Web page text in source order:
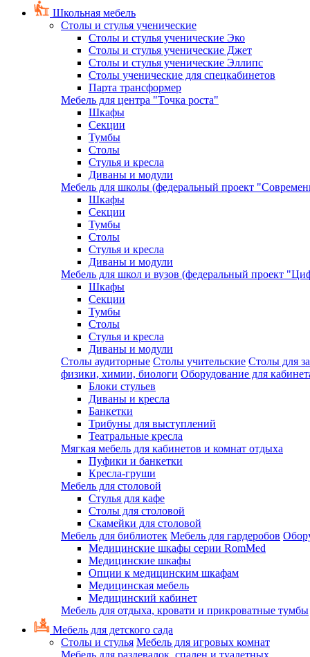
Школьная мебель
Столы и стулья ученические
Столы и стулья ученические Эко
Столы и стулья ученические Джет
Столы и стулья ученические Эллипс
Столы ученические для спецкабинетов
Парта трансформер
Мебель для центра "Точка роста"
Шкафы
Секции
Тумбы
Столы
Стулья и кресла
Диваны и модули
Мебель для школы (федеральный проект
Шкафы
Секции
Тумбы
Столы
Стулья и кресла
Диваны и модули
Мебель для школ и вузов (федеральный проект
Шкафы
Секции
Тумбы
Столы
Стулья и кресла
Диваны и модули
Столы аудиторные Столы учительские Столы для
физики, химии, биологи Оборудование для
Блоки стульев
Диваны и кресла
Банкетки
Трибуны для выступлений
Театральные кресла
Мягкая мебель для кабинетов и комнат отдыха
Пуфики и банкетки
Кресла-груши
Мебель для столовой
Cтулья для кафе
Cтолы для столовой
Скамейки для столовой
Мебель для библиотек Мебель для гардеробов
Медицинские шкафы серии RomMed
Медицинские шкафы
Опции к медицинским шкафам
Медицинская мебель
Медицинский кабинет
Мебель для отдыха, кровати и прикроватные тумбы
Мебель для детского сада
Столы и стулья Мебель для игровых комнат
Мебель для раздевалок, спален и туалетных